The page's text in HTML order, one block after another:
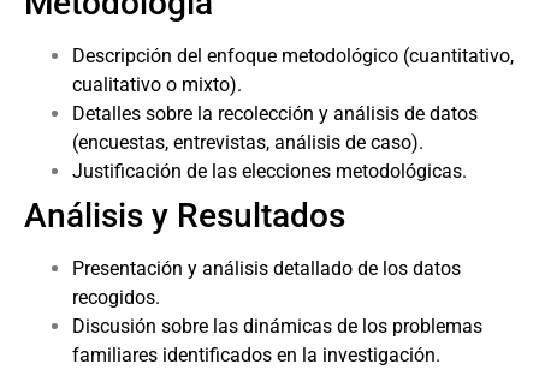
Descripción del enfoque metodológico (cuantitativo,
cualitativo o mixto).
Detalles sobre la recolección y análisis de datos
(encuestas, entrevistas, análisis de caso).
Justificación de las elecciones metodológicas.
Análisis y Resultados
Presentación y análisis detallado de los datos
recogidos.
Discusión sobre las dinámicas de los problemas
familiares identificados en la investigación.